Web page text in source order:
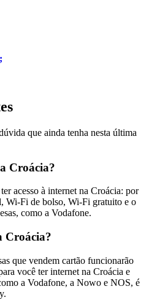
que ainda tenha nesta última
Croácia?
acesso à internet na Croácia: por
Wi-Fi de bolso, Wi-Fi gratuito e o
como a Vodafone.
Croácia?
que vendem cartão funcionarão
você ter internet na Croácia e
a Vodafone, a Nowo e NOS, é